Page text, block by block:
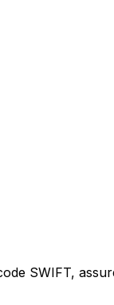
SWIFT,